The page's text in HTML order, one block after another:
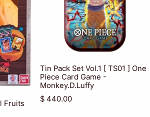
Fruits
Tin Pack Set Vol.1 [ TS01 ] One
Piece Card Game -
Monkey.D.Luffy
Precio habitual
$ 440.00